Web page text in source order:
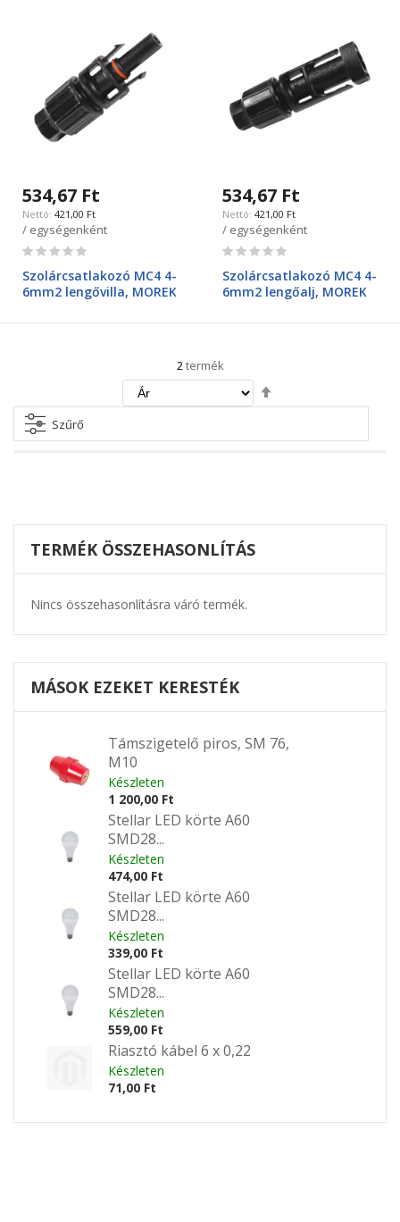
534,67 Ft
421,00 Ft
/ egységenként
Rating:
Szolárcsatlakozó MC4 4-
6mm2 lengővilla, MOREK
534,67 Ft
421,00 Ft
/ egységenként
Rating:
Szolárcsatlakozó MC4 4-
6mm2 lengőalj, MOREK
2termék
irány
Szűrő
TERMÉK ÖSSZEHASONLÍTÁS
Nincs összehasonlításra váró termék.
MÁSOK EZEKET KERESTÉK
Támszigetelő piros, SM 76,
M10
Készleten
1 200,00 Ft
Stellar LED körte A60
SMD28...
Készleten
474,00 Ft
Stellar LED körte A60
SMD28...
Készleten
339,00 Ft
Stellar LED körte A60
SMD28...
Készleten
559,00 Ft
Riasztó kábel 6 x 0,22
Készleten
71,00 Ft